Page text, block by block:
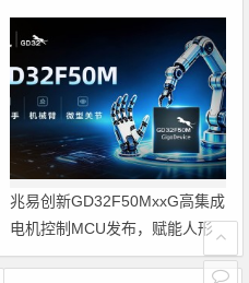
兆易创新GD32F50MxxG高集成
电机控制MCU发布，赋能人形
机器人关节驱动革新